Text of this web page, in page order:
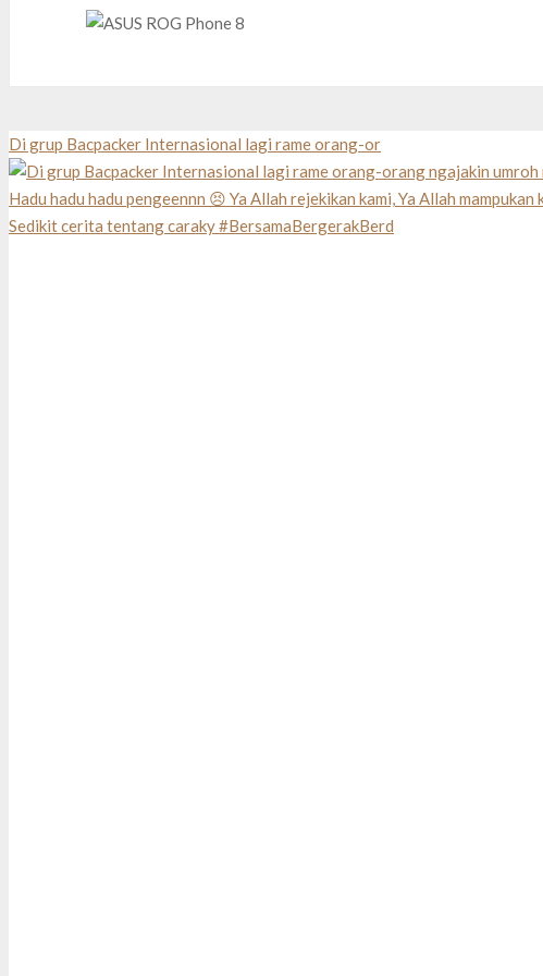
Di grup Bacpacker Internasional lagi rame orang-or
Sedikit cerita tentang caraky #BersamaBergerakBerd